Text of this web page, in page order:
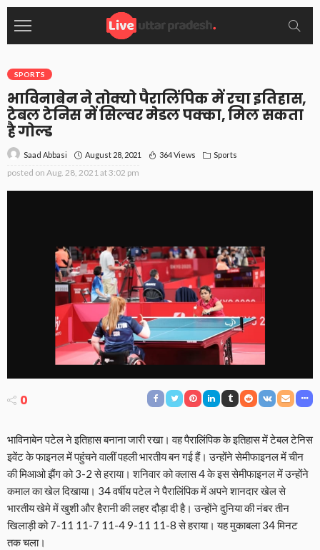
SPORTS
भाविनाबेन ने तोक्यो पैरालिंपिक में रचा इतिहास,
टेबल टेनिस में सिल्वर मेडल पक्का, मिल सकता
है गोल्ड
Saad Abbasi August 28, 2021 364 Views Sports
posted on Aug. 28, 2021 at 3:02 pm
0
भाविनाबेन पटेल ने इतिहास बनाना जारी रखा। वह पैरालिंपिक के इतिहास में टेबल टेनिस
इवेंट के फाइनल में पहुंचने वालीं पहली भारतीय बन गई हैं। उन्होंने सेमीफाइनल में चीन
की मिआओ झैंग को 3-2 से हराया। शनिवार को क्लास 4 के इस सेमीफाइनल में उन्होंने
कमाल का खेल दिखाया। 34 वर्षीय पटेल ने पैरालिंपिक में अपने शानदार खेल से
भारतीय खेमे में खुशी और हैरानी की लहर दौड़ा दी है। उन्होंने दुनिया की नंबर तीन
खिलाड़ी को 7-11 11-7 11-4 9-11 11-8 से हराया। यह मुकाबला 34 मिनट
तक चला।